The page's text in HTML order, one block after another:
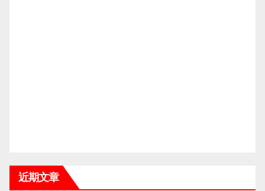
近期文章